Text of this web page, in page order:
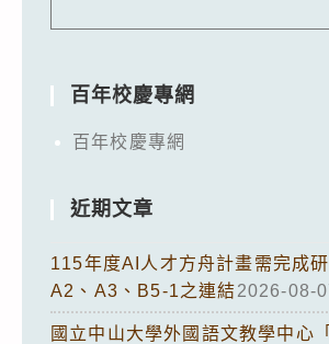
百年校慶專網
百年校慶專網
近期文章
115年度AI人才方舟計畫需完成研
A2、A3、B5-1之連結2026-08-
國立中山大學外國語文教學中心